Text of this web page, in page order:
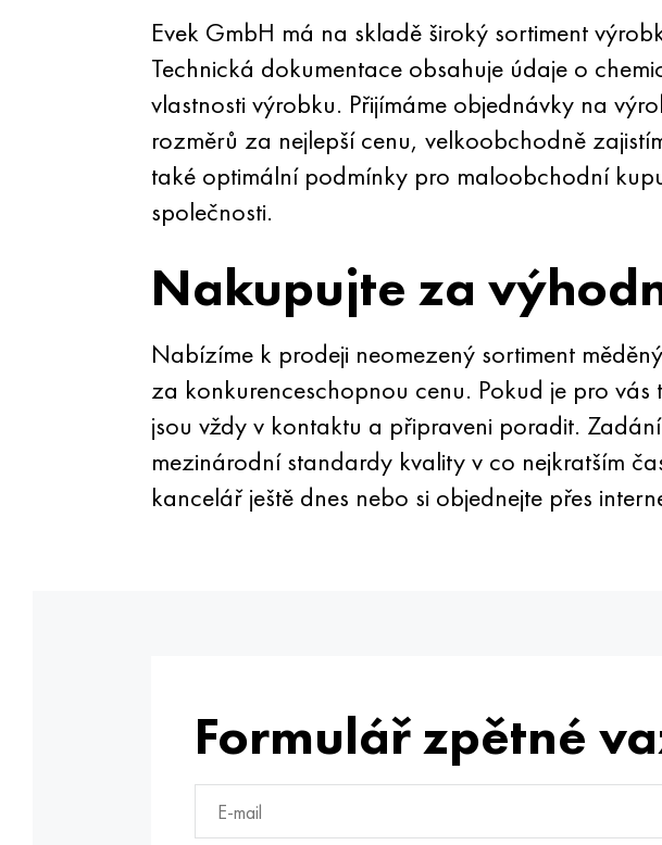
Evek GmbH má na skladě široký sortiment
Technická dokumentace obsahuje údaje o
vlastnosti výrobku. Přijímáme objednávky na
rozměrů za nejlepší cenu, velkoobchodně
také optimální podmínky pro maloobchodní
společnosti.
Nakupujte za
Nabízíme k prodeji neomezený sortiment
za konkurenceschopnou cenu. Pokud je pro
jsou vždy v kontaktu a připraveni poradit.
mezinárodní standardy kvality v co nejkratším
kancelář ještě dnes nebo si objednejte přes
Formulář zpětné